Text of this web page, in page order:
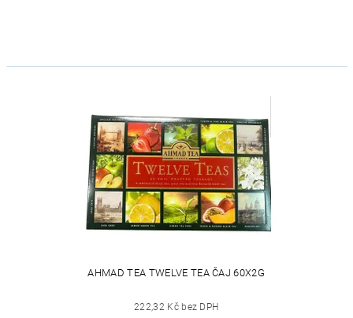
AHMAD TEA TWELVE TEA ČAJ 60X2G
222,32 Kč bez DPH